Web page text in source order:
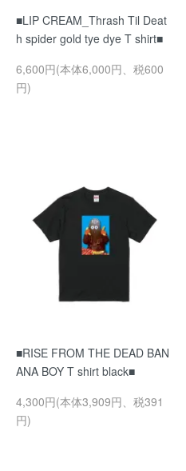
■LIP CREAM_Thrash Til Deat
h spider gold tye dye T shirt■
6,600円(本体6,000円、税600
円)
■RISE FROM THE DEAD BAN
ANA BOY T shirt black■
4,300円(本体3,909円、税391
円)